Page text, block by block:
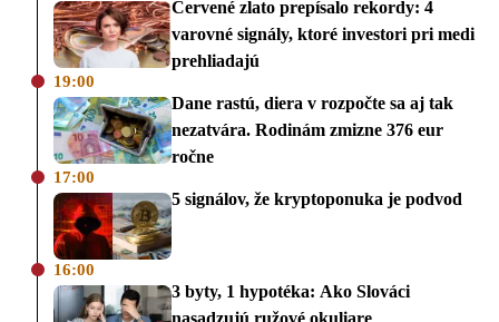
Červené zlato prepísalo rekordy: 4
varovné signály, ktoré investori pri medi
prehliadajú
19:00
Dane rastú, diera v rozpočte sa aj tak
nezatvára. Rodinám zmizne 376 eur
ročne
17:00
5 signálov, že kryptoponuka je podvod
16:00
3 byty, 1 hypotéka: Ako Slováci